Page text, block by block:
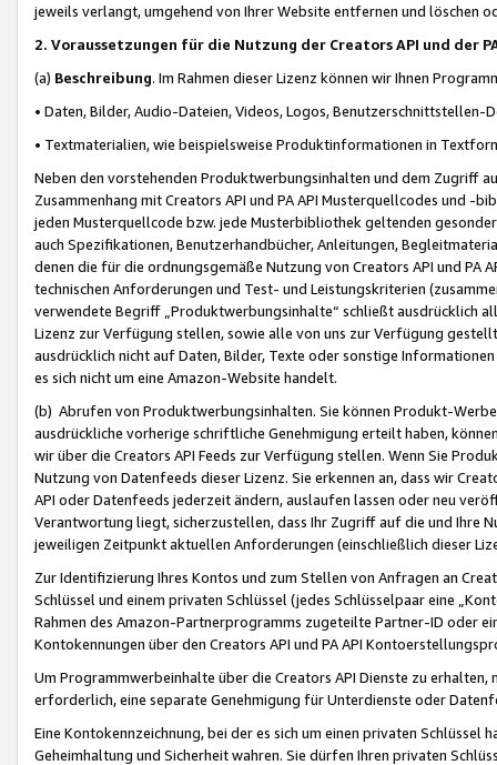
jeweils verlangt, umgehend von Ihrer Website entfernen und löschen
2. Voraussetzungen für die Nutzung der Creators API und der
(a) Beschreibung. Im Rahmen dieser Lizenz können wir Ihnen
• Daten, Bilder, Audio-Dateien, Videos, Logos, Benutzerschnittstellen-
• Textmaterialien, wie beispielsweise Produktinformationen in
Neben den vorstehenden Produktwerbungsinhalten und dem Zugriff
Zusammenhang mit Creators API und PA API Musterquellcodes und
jeden Musterquellcode bzw. jede Musterbibliothek geltenden
auch Spezifikationen, Benutzerhandbücher, Anleitungen,
denen die für die ordnungsgemäße Nutzung von Creators API und PA
technischen Anforderungen und Test- und Leistungskriterien
verwendete Begriff „Produktwerbungsinhalte“ schließt ausdrücklich
Lizenz zur Verfügung stellen, sowie alle von uns zur Verfügung
ausdrücklich nicht auf Daten, Bilder, Texte oder sonstige
es sich nicht um eine Amazon-Website handelt.
(b) Abrufen von Produktwerbungsinhalten. Sie können Produkt-
ausdrückliche vorherige schriftliche Genehmigung erteilt haben,
wir über die Creators API Feeds zur Verfügung stellen. Wenn Sie
Nutzung von Datenfeeds dieser Lizenz. Sie erkennen an, dass wir
API oder Datenfeeds jederzeit ändern, auslaufen lassen oder neu
Verantwortung liegt, sicherzustellen, dass Ihr Zugriff auf die und Ihre
jeweiligen Zeitpunkt aktuellen Anforderungen (einschließlich dieser
Zur Identifizierung Ihres Kontos und zum Stellen von Anfragen an
Schlüssel und einem privaten Schlüssel (jedes Schlüsselpaar eine
Rahmen des Amazon-Partnerprogramms zugeteilte Partner-ID oder
Kontokennungen über den Creators API und PA API
Um Programmwerbeinhalte über die Creators API Dienste zu
erforderlich, eine separate Genehmigung für Unterdienste oder
Eine Kontokennzeichnung, bei der es sich um einen privaten
Geheimhaltung und Sicherheit wahren. Sie dürfen Ihren privaten